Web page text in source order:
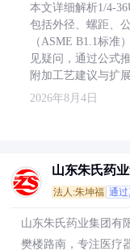
本文详细解析1/4-
包括外径、螺距、
（ASME B1.1标准
见疑问，通过公式
附加工艺建议与扩展
2026年8月4日
山东朱氏药
法人:朱坤福 通
山东朱氏药业集团有
樊楼路南，专注医疗